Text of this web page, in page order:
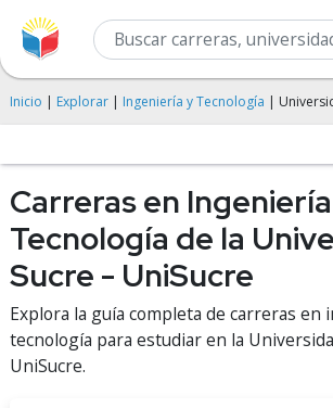
Inicio | Explorar | Ingeniería y Tecnología |
Carreras en
Tecnología de la
Sucre - UniSucre
Explora la guía completa de carreras en
tecnología para estudiar en la
UniSucre.